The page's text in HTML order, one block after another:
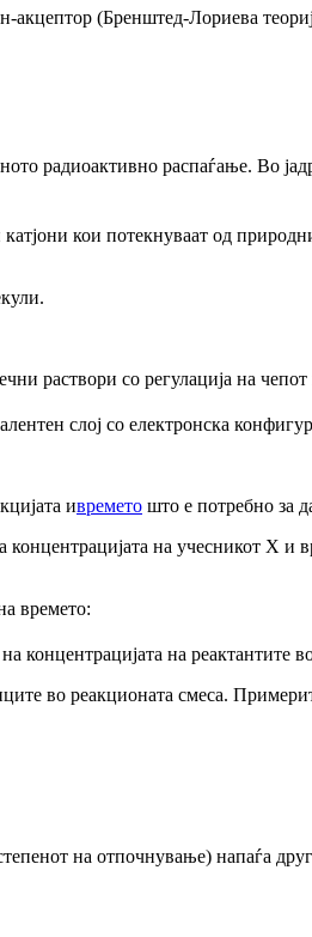
акцептор (Бренштед-Лориева
радиоактивно распаѓање. Во
кои потекнуваат од
раствори со регулација на чепот
слој со електронска
ивремето што е потребно за
на учесникот X и
времето:
концентрацијата на реактантите
во реакционата смеса.
на отпочнување) напаѓа